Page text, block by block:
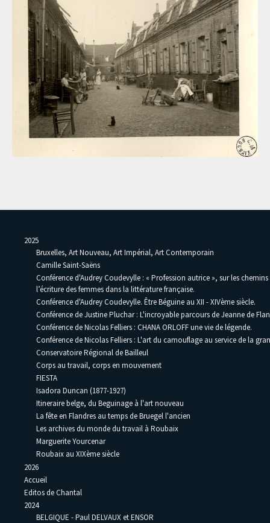
2025
Bruxelles, Art Nouveau, Art Impérial, Art Contemporain
Camille Saint-Saëns
Conférence d'Audrey Coudevylle : « Profession autrice », sur les
l’écriture des femmes dans la littérature française.
Conférence d'Audrey Coudevylle. Être Béguine au XII - XIVème siècle.
Conférence de Justine Pluchar : L'incroyable parcours de Jeanne de
Conférence de Nicolas Felliers : CHANA ORLOFF une vie de légende.
Conférence de Nicolas Felliers : L'art du camouflage au service de la
Conservatoire Régional de Bailleul
Corps au travail, corps en mouvement
FIESTA
Isadora Duncan (1877-1927)
Itineraire belge, du Beguinage à l'art nouveau
La fête en Flandres au temps de Bruegel l'ancien
Les archives du monde du travail à Roubaix
Marguerite Yourcenar
Roubaix au XIXème siècle
2026
Accueil
Editos de Chantal
2024
BELGIQUE - Paul DELVAUX et ENSOR